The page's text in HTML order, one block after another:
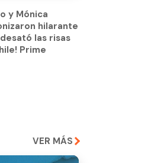
hilarante
las risas
Prime
y Mónica
hilarante
las risas
Prime
VER MÁS